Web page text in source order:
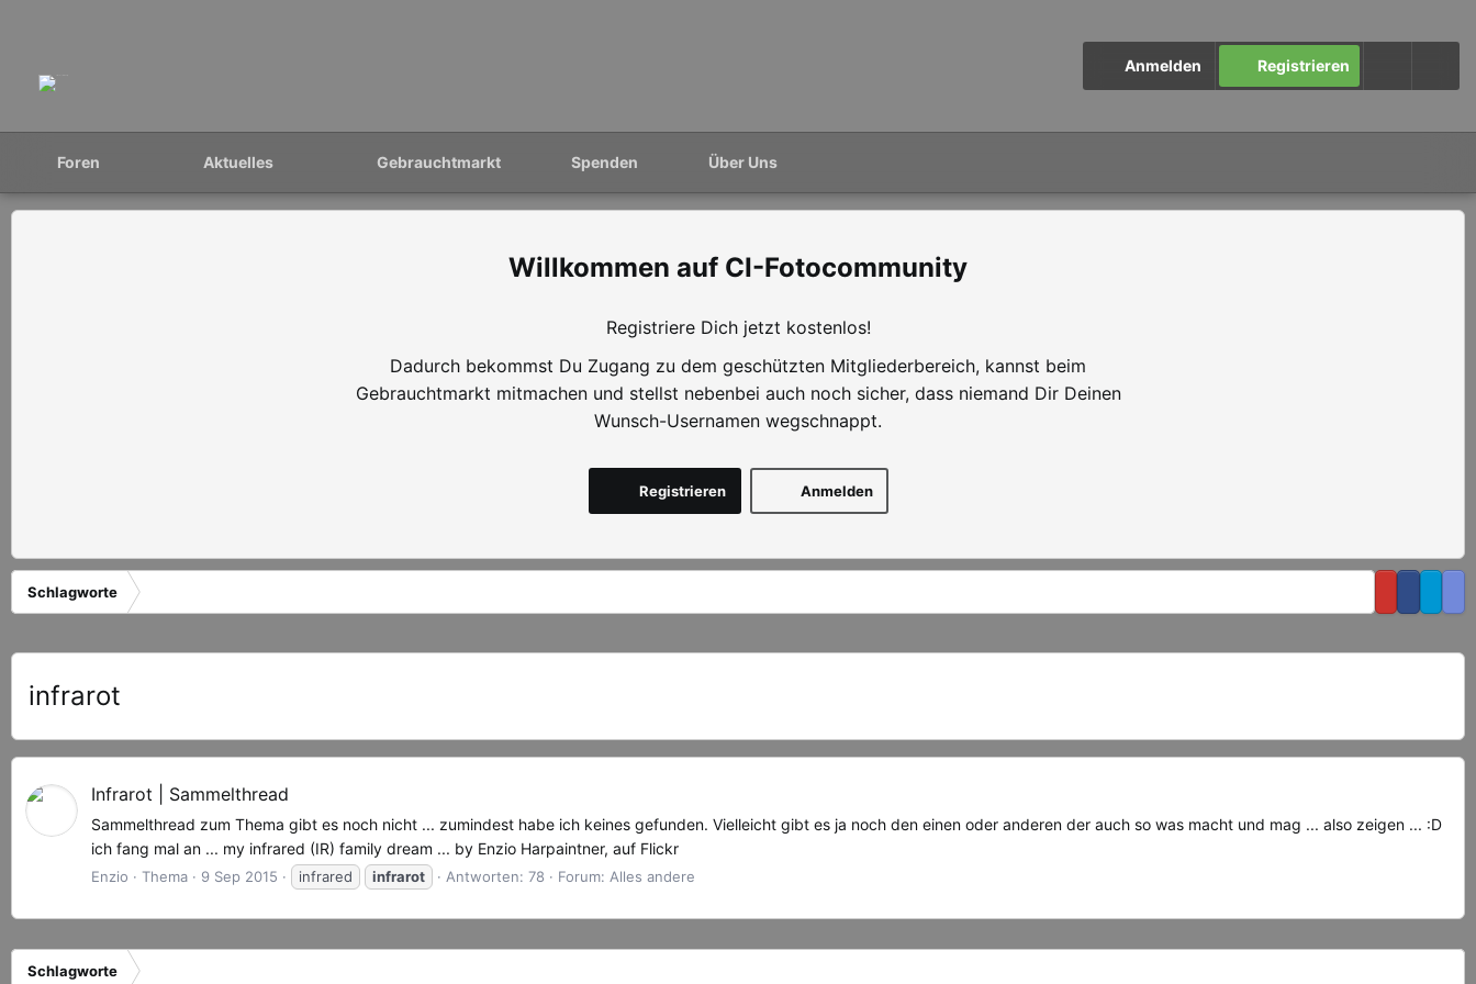
Anmelden Registrieren
Foren Aktuelles Gebrauchtmarkt Spenden Über Uns
CI-Fotocommunity
Registriere Dich jetzt kostenlos!
Dadurch bekommst Du Zugang zu dem geschützten Mitgliederbereich, kannst beim
Gebrauchtmarkt mitmachen und stellst nebenbei auch noch sicher, dass niemand Dir Deinen
Wunsch-Usernamen wegschnappt.
Anmelden
Registrieren
Schlagworte
infrarot
Infrarot | Sammelthread
Sammelthread zum Thema gibt es noch nicht ... zumindest habe ich keines gefunden. Vielleicht gibt es ja noch den einen oder anderen der auch so was macht und mag ... also zeigen ... :D
ich fang mal an ... my infrared (IR) family dream ... by Enzio Harpaintner, auf Flickr
Enzio Thema 9 Sep 2015 infrared infrarot Antworten: 78 Forum: Alles andere
Schlagworte